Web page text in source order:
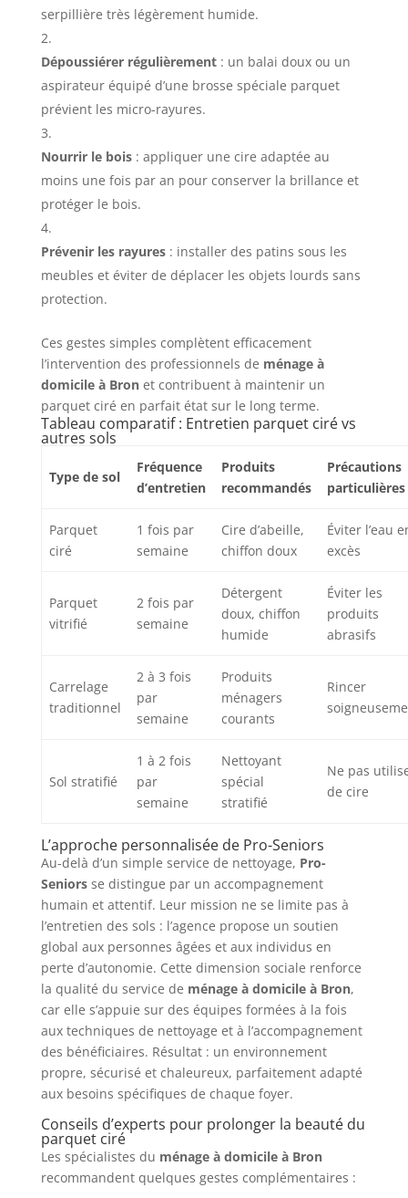
serpillière très légèrement humide.
Dépoussiérer régulièrement: un balai doux ou un
aspirateur équipé d’une brosse spéciale parquet
prévient les micro-rayures.
Nourrir le bois: appliquer une cire adaptée au
moins une fois par an pour conserver la brillance et
protéger le bois.
Prévenir les rayures: installer des patins sous les
meubles et éviter de déplacer les objets lourds sans
protection.
Ces gestes simples complètent efficacement
l’intervention des professionnels de ménage à
domicile à Bronet contribuent à maintenir un
parquet ciré en parfait état sur le long terme.
Tableau comparatif : Entretien parquet ciré vs
autres sols
Type de sol
Fréquence
d’entretien
Produits
recommandés
Précautions
particulières
Parquet
ciré
1 fois par
semaine
Cire d’abeille,
chiffon doux
Éviter l’eau
excès
Parquet
vitrifié
2 fois par
semaine
Détergent
doux, chiffon
humide
Éviter les
produits
abrasifs
Carrelage
traditionnel
2 à 3 fois
par
semaine
Produits
ménagers
courants
Rincer
Sol stratifié
1 à 2 fois
par
semaine
Nettoyant
spécial
stratifié
Ne pas
de cire
L’approche personnalisée de Pro-Seniors
Au-delà d’un simple service de nettoyage, Pro-
Seniorsse distingue par un accompagnement
humain et attentif. Leur mission ne se limite pas à
l’entretien des sols : l’agence propose un soutien
global aux personnes âgées et aux individus en
perte d’autonomie. Cette dimension sociale renforce
la qualité du service de ménage à domicile à Bron,
car elle s’appuie sur des équipes formées à la fois
aux techniques de nettoyage et à l’accompagnement
des bénéficiaires. Résultat : un environnement
propre, sécurisé et chaleureux, parfaitement adapté
aux besoins spécifiques de chaque foyer.
Conseils d’experts pour prolonger la beauté du
parquet ciré
Les spécialistes du ménage à domicile à Bron
recommandent quelques gestes complémentaires :